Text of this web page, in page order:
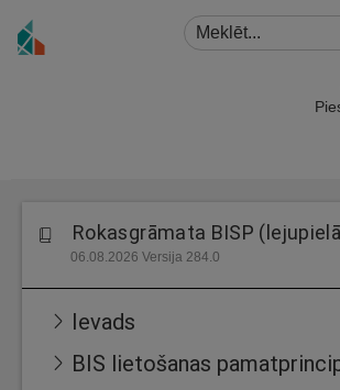
Rokasgrāmata BISP
06.08.2026 Versija 284.0
Ievads
BIS lietošanas